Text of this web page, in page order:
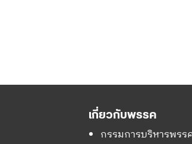
เกี่ยวกับพรรค
กรรมการบริหารพรร